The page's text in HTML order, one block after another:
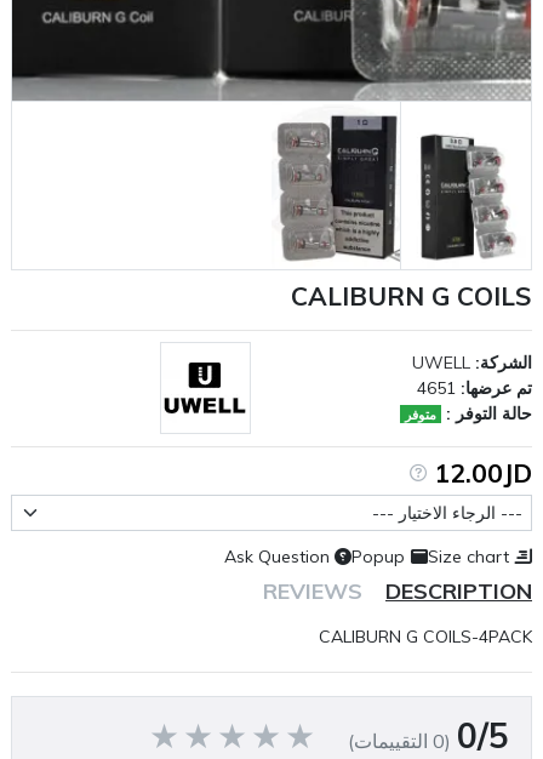
CALIBURN G COILS
الشركة: UWELL
تم عرضها: 4651
حالة التوفر :
متوفر
12.00JD
عيار المقاومة
Size chart
Popup
Ask Question
DESCRIPTION
REVIEWS
CALIBURN G COILS-4PACK
0/5 (0 التقييمات)